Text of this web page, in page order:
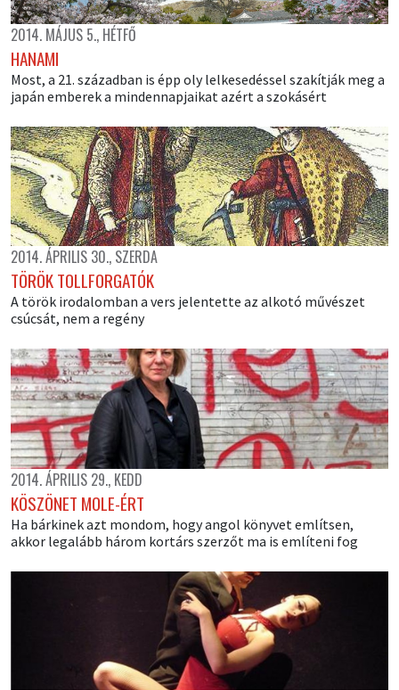
2014. MÁJUS 5., HÉTFŐ
HANAMI
Most, a 21. században is épp oly lelkesedéssel szakítják meg a
japán emberek a mindennapjaikat azért a szokásért
2014. ÁPRILIS 30., SZERDA
TÖRÖK TOLLFORGATÓK
A török irodalomban a vers jelentette az alkotó művészet
csúcsát, nem a regény
2014. ÁPRILIS 29., KEDD
KÖSZÖNET MOLE-ÉRT
Ha bárkinek azt mondom, hogy angol könyvet említsen,
akkor legalább három kortárs szerzőt ma is említeni fog